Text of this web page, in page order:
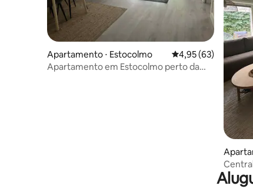
Apartamento ⋅ Estocolmo 4,95 de uma
4,95 (63)
Apartamento em Estocolmo perto da